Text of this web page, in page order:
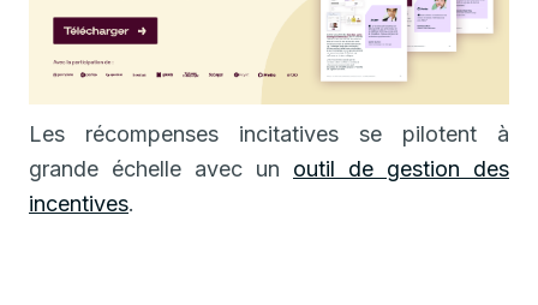
Les récompenses incitatives se pilotent à
grande échelle avec un outil de gestion des
incentives.